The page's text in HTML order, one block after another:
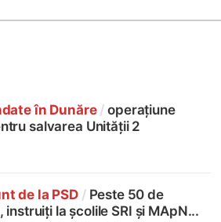
în Dunăre / operațiune
salvarea Unității 2
de la PSD / Peste 50 de
la școlile SRI și MApN...